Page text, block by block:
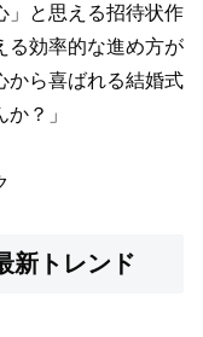
」と思える招待状作
る効率的な進め方が
から喜ばれる結婚式
？」
新トレンド